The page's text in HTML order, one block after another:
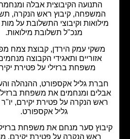
התנועה הקיבוצית אבלה ומנחמת את
קיבוץ ראש הנקרה, תשלובת
וקיבוצי התשלובת על מות יקירם,
מנכ"ל תשלובת מילואות.
משקי עמק הירדן, קבוצת צמח מפעלים
אזוריים ותאגידי הקבוצה מנחמים את
משפחת ברזילי על פטירת יקירם.
גליל אקספורט, ההנהלה והעובדים
ומנחמים את משפחת ברזילי וקיבוץ
הנקרה על פטירת יקירם, יו"ר חברת
גליל אקספורט.
סער מנחם את משפחת ברזילי וקיבוץ
ראש הנקרה על פטירת יקירם, מנכ"ל